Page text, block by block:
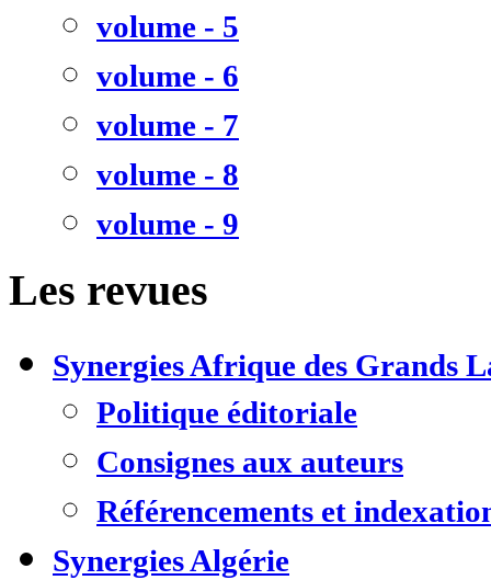
volume - 5
volume - 6
volume - 7
volume - 8
volume - 9
Les revues
Synergies Afrique des Grands
Politique éditoriale
Consignes aux auteurs
Référencements et
Synergies Algérie